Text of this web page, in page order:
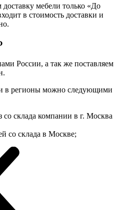
мебели только «До
в стоимость доставки и
России, а так же поставляем
в регионы можно следующими
склада компании в г. Москва
со склада в Москве;